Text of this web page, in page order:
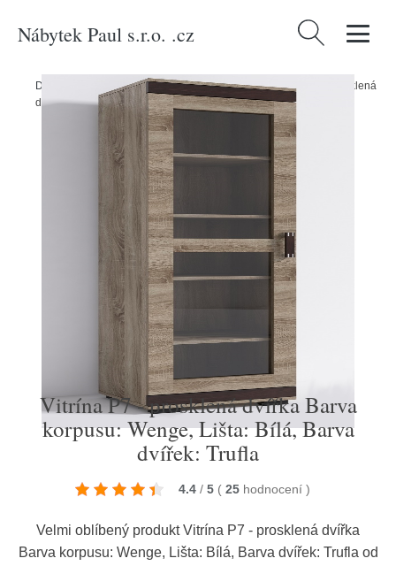
Nábytek Paul s.r.o. .cz Vyhledávání
Domů /Nábytek do obývacího pokoje/Vitrína P7 - prosklená
dvířka Barva korpusu: Wenge, Lišta: Bílá, Barva dvířek: Trufla
Vitrína P7 - prosklená dvířka Barva
korpusu: Wenge, Lišta: Bílá, Barva
dvířek: Trufla
4.4 / 5 ( 25 hodnocení )
Velmi oblíbený produkt Vitrína P7 - prosklená dvířka
Barva korpusu: Wenge, Lišta: Bílá, Barva dvířek: Trufla od